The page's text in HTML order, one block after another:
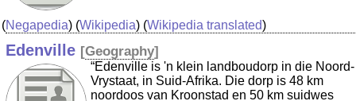
(Negapedia) (Wikipedia) (Wikipedia translated)
Edenville [Geography]
“Edenville is 'n klein landboudorp in die Noord-
Vrystaat, in Suid-Afrika. Die dorp is 48 km
noordoos van Kroonstad en 50 km suidwes